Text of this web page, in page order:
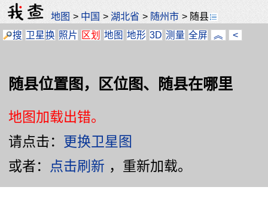
地图 > 中国 >湖北省 > 随州市 > 随县
搜 卫星换 照片 区划 地图 地形 3D 测量 全屏 ︽ <
随县位置图，区位图、随县在哪里
地图加载出错。
请点击： 更换卫星图
或者： 点击刷新 ，重新加载。